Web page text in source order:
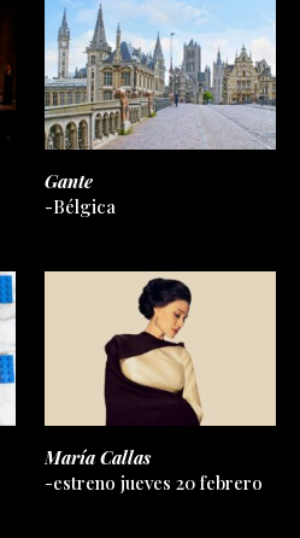
Gante
-Bélgica
María Callas
-estreno jueves 20 febrero